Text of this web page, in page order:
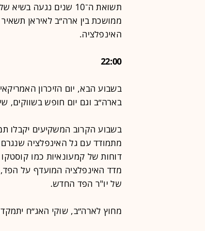
תשואת ה־10 שנים
ממושכת בין ארה״ב לאיראן
האינפלציה.
22:00
בשבוע הבא, יום הזיכרון
בארה״ב וגם יום חופש בשווקים,
בשבוע הקרוב המשקיעים יקבלו
מתמודד עם גל האינפלציה
מדד האינפלציה המועדף על
של יו"ר הפד החדש.
מחוץ לארה״ב, שוקי האג״ח